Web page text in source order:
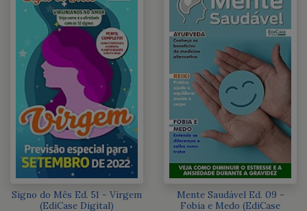
Signo do Mês Ed. 51 - Virgem
(EdiCase Digital)
Mente Saudável Ed. 09 -
Fobia e Medo (EdiCase